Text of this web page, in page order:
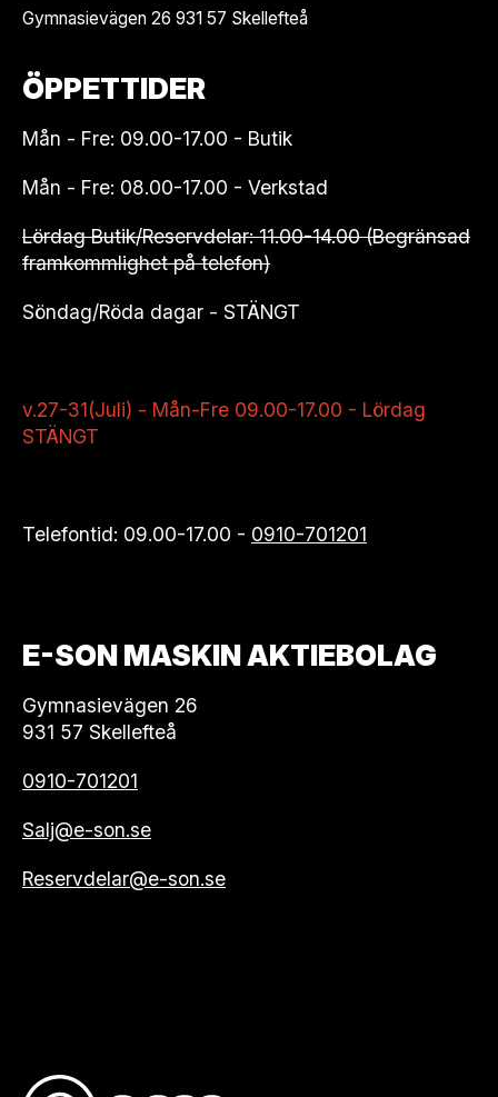
Gymnasievägen 26 931 57 Skellefteå
ÖPPETTIDER
Mån - Fre: 09.00-17.00 - Butik
Mån - Fre: 08.00-17.00 - Verkstad
Lördag Butik/Reservdelar: 11.00-14.00 (Begränsad
framkommlighet på telefon)
Söndag/Röda dagar - STÄNGT
v.27-31(Juli) - Mån-Fre 09.00-17.00 - Lördag
STÄNGT
Telefontid: 09.00-17.00 - 0910-701201
E-SON MASKIN AKTIEBOLAG
Gymnasievägen 26
931 57 Skellefteå
0910-701201
Salj@e-son.se
Reservdelar@e-son.se